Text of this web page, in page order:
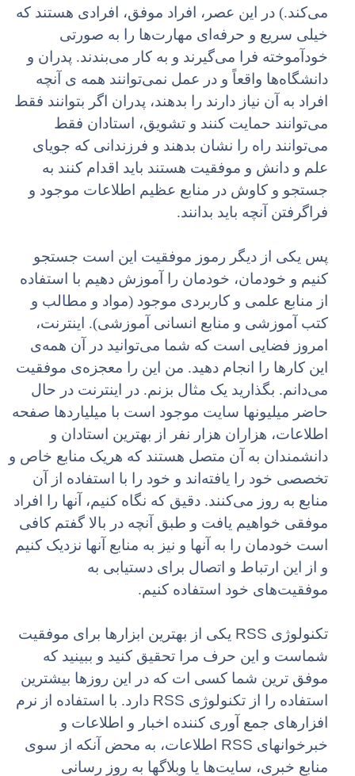
می‌کند.) در این عصر، افراد موفق، افرادی هستند که
خیلی سریع و حرفه‌ای مهارت‌ها را به صورتی
خودآموخته فرا می‌گیرند و به کار می‌بندند. پدران و
دانشگاه‌ها واقعاً و در عمل نمی‌توانند همه ی آنچه
افراد به آن نیاز دارند را بدهند، پدران اگر بتوانند فقط
می‌توانند حمایت کنند و تشویق، استادان فقط
می‌توانند راه را نشان بدهند و فرزندانی که جویای
علم و دانش و موفقیت هستند باید اقدام کنند به
جستجو و کاوش در منابع عظیم اطلاعات موجود و
فراگرفتن آنچه باید بدانند.
پس یکی از دیگر رموز موفقیت این است جستجو
کنیم و خودمان، خودمان را آموزش دهیم با استفاده
از منابع علمی و کاربردی موجود (مواد و مطالب و
کتب آموزشی و منابع انسانی آموزشی). اینترنت،
امروز فضایی است که شما می‌توانید در آن همه‌ی
این کارها را انجام دهید. من این را معجزه‌ی موفقیت
می‌دانم. بگذارید یک مثال بزنم. در اینترنت در حال
حاضر میلیونها سایت موجود است با میلیاردها صفحه
اطلاعات، هزاران هزار نفر از بهترین استادان و
دانشمندان به آن متصل هستند که هریک منابع خاص و
تخصصی خود را یافته‌اند و خود را با استفاده از آن
منابع به روز می‌کنند. دقیق که نگاه کنیم، آنها را افراد
موفقی خواهیم یافت و طبق آنچه در بالا گفتم کافی
است خودمان را به آنها و نیز به منابع آنها نزدیک کنیم
و از این ارتباط و اتصال برای دستیابی به
موفقیت‌های خود استفاده کنیم.
تکنولوژی RSS یکی از بهترین ابزارها برای موفقیت
شماست و این حرف مرا تحقیق کنید و ببینید که
موفق ترین شما کسی ات که در این روزها بیشترین
استفاده را از تکنولوژی RSS دارد. با استفاده از نرم
افزارهای جمع آوری کننده اخبار و اطلاعات و
خبرخوانهای RSS اطلاعات، به محض آنکه از سوی
منابع خبری، ‌سایت‌ها یا وبلاگها به روز رسانی